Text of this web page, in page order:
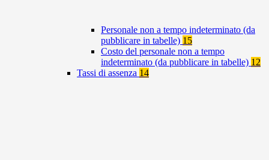
Personale non a tempo indeterminato (da
pubblicare in tabelle) 15
Costo del personale non a tempo
indeterminato (da pubblicare in tabelle) 12
Tassi di assenza 14